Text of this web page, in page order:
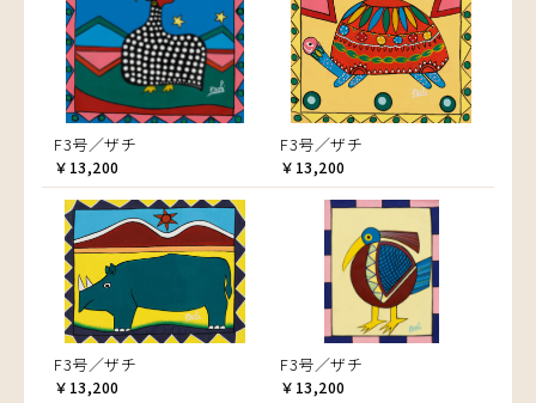
F3号／ザチ
￥13,200
F3号／ザチ
￥13,200
F3号／ザチ
￥13,200
F3号／ザチ
￥13,200